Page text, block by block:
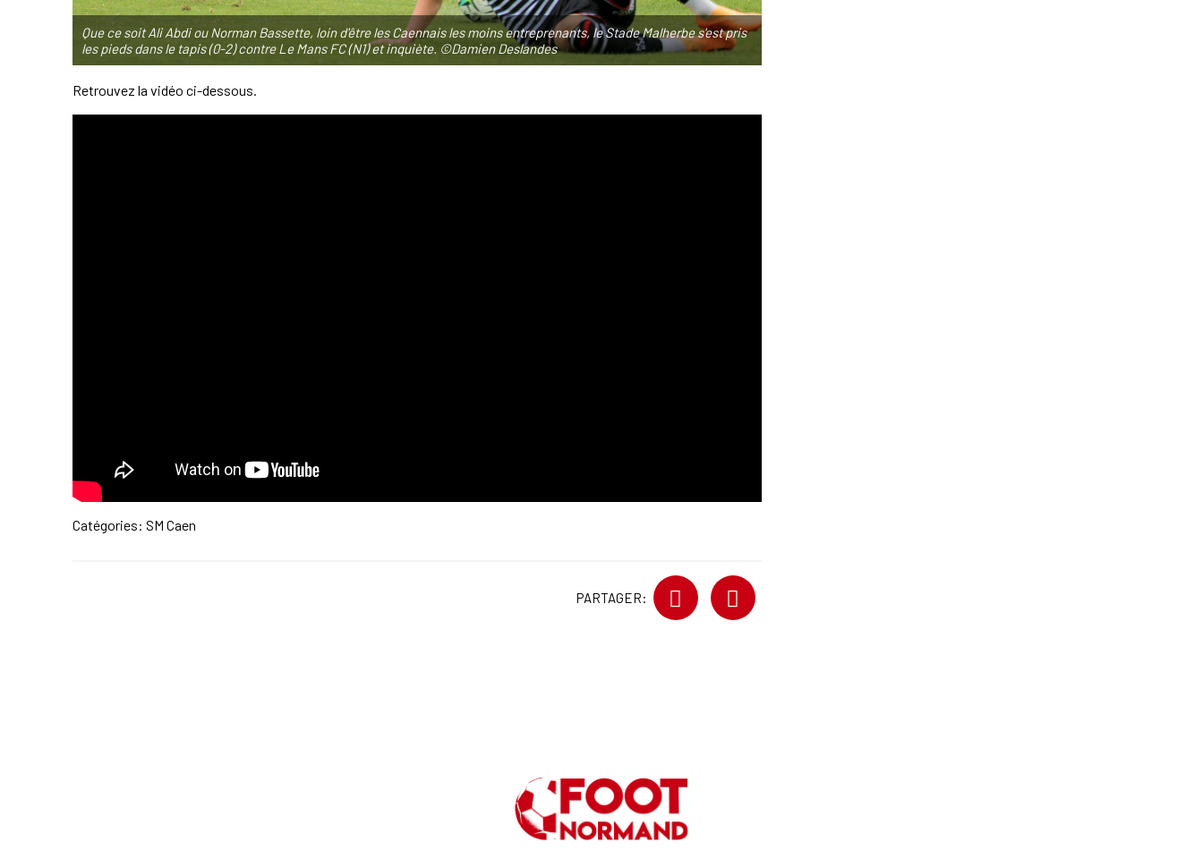
Que ce soit Ali Abdi ou Norman Bassette, loin d'être les Caennais les moins entreprenants, le Stade Malherbe s'est pris
les pieds dans le tapis (0-2) contre Le Mans FC (N1) et inquiète. ©Damien Deslandes
Retrouvez la vidéo ci-dessous.
Catégories: SM Caen
PARTAGER: